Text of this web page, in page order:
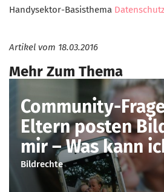
Handysektor-Basisthema
Artikel vom 18.03.2016
Mehr Zum Thema
Community-
Eltern posten
mir – Was kann
Bildrechte